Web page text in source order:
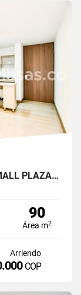
ARRIENDO APARTAMENTO SECTOR MALL PLAZA/LA CAROLA, MANIZALES
90
Área m2
Arriendo
COP